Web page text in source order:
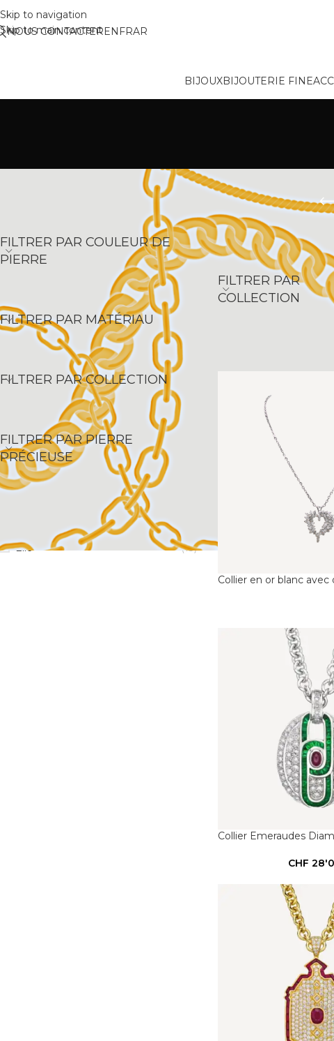
Skip to navigation
Skip to main content
NOUS CONTACTEREN FRAR
BIJOUXBIJOUTERIE FINE
FILTRER PAR COULEUR DE
PIERRE
FILTRER PAR MATÉRIAU
FILTRER PAR COLLECTION
FILTRER PAR PIERRE
PRÉCIEUSE
Elle (13)
Accueil/Bijoux/Colliers
FILTRER PAR
COLLECTION
Collier en or blanc avec
Collier Emeraudes
CHF